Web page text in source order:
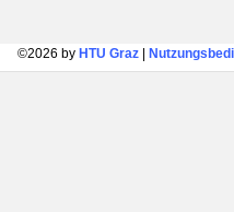
©2026 by HTU Graz|